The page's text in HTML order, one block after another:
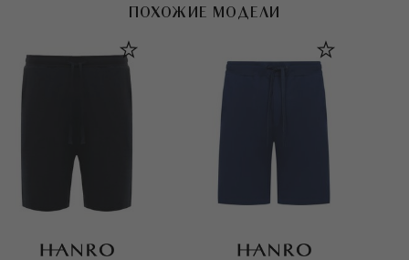
ПОХОЖИЕ МОДЕЛИ